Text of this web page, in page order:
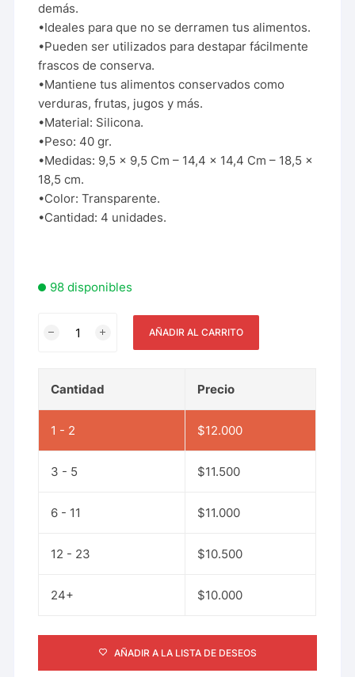
demás.
•Ideales para que no se derramen tus alimentos.
•Pueden ser utilizados para destapar fácilmente
frascos de conserva.
•Mantiene tus alimentos conservados como
verduras, frutas, jugos y más.
•Material: Silicona.
•Peso: 40 gr.
•Medidas: 9,5 x 9,5 Cm – 14,4 x 14,4 Cm – 18,5 x
18,5 cm.
•Color: Transparente.
•Cantidad: 4 unidades.
98 disponibles
AÑADIR AL CARRITO
Cantidad Precio
1 - 2 $12.000
3 - 5 $11.500
6 - 11 $11.000
12 - 23 $10.500
24+ $10.000
AÑADIR A LA LISTA DE DESEOS